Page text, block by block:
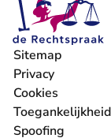
Sitemap
Privacy
Cookies
Toegankelijkheid
Spoofing